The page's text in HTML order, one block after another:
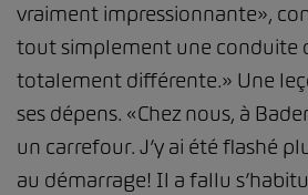
vraiment impressionnante»,
tout simplement une conduite
totalement différente.» Une
ses dépens. «Chez nous, à
un carrefour. J’y ai été flashé
au démarrage! Il a fallu